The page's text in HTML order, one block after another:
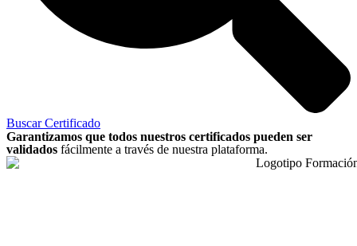
Buscar Certificado
Garantizamos que todos nuestros certificados pueden ser
validados fácilmente a través de nuestra plataforma.